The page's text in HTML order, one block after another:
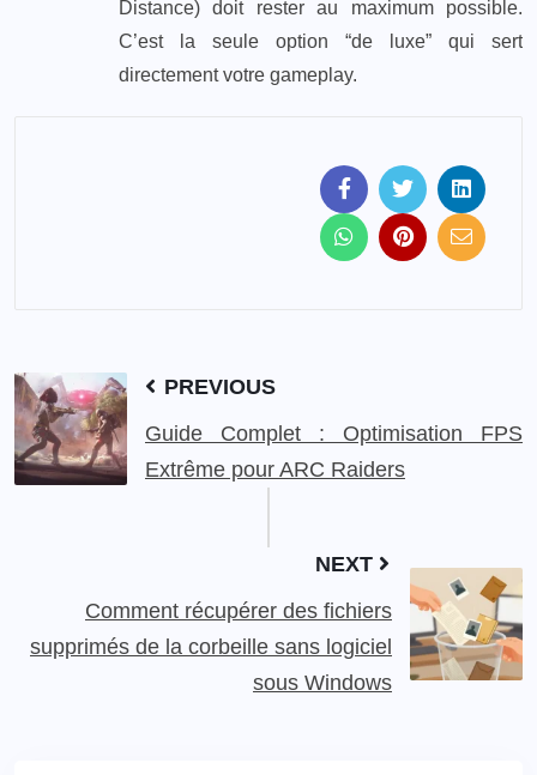
Distance) doit rester au maximum possible.
C’est la seule option “de luxe” qui sert
directement votre gameplay.
PREVIOUS
Guide Complet : Optimisation FPS
Extrême pour ARC Raiders
NEXT
Comment récupérer des fichiers
supprimés de la corbeille sans logiciel
sous Windows